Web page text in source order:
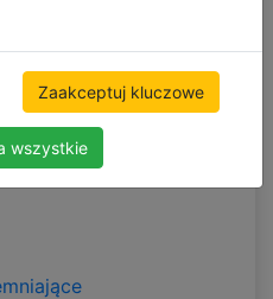
Zaakceptuj kluczowe
wszystkie